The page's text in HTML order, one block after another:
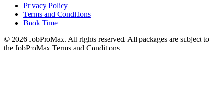
Privacy Policy
Terms and Conditions
Book Time
© 2026 JobProMax. All rights reserved. All packages are subject to
the JobProMax Terms and Conditions.